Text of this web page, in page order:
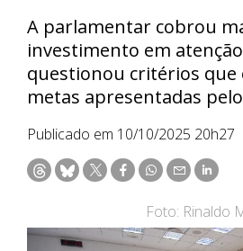
A parlamentar cobrou
investimento em
questionou critérios que
metas apresentadas
Publicado em 10/10/2025 20h27
Foto: Rinaldo